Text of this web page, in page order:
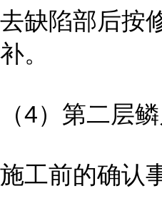
去缺陷部后按
补。
（4）第二层
施工前的确认